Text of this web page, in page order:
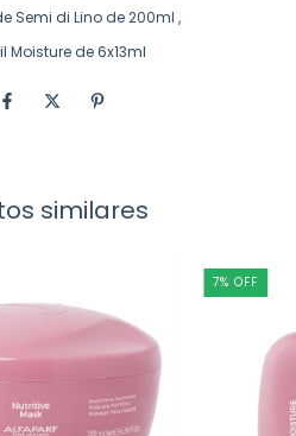
Semi di Lino de 200ml ,
Moisture de 6x13ml
similares
7%OFF